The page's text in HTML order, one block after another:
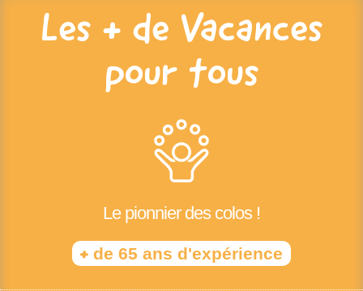
Les + de Vacances
pour tous
Le pionnier des colos !
+ de 65 ans d'expérience